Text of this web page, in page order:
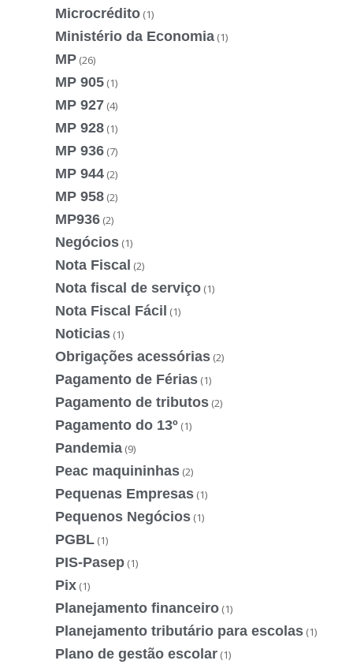
Microcrédito (1)
Ministério da Economia (1)
MP (26)
MP 905 (1)
MP 927 (4)
MP 928 (1)
MP 936 (7)
MP 944 (2)
MP 958 (2)
MP936 (2)
Negócios (1)
Nota Fiscal (2)
Nota fiscal de serviço (1)
Nota Fiscal Fácil (1)
Noticias (1)
Obrigações acessórias (2)
Pagamento de Férias (1)
Pagamento de tributos (2)
Pagamento do 13º (1)
Pandemia (9)
Peac maquininhas (2)
Pequenas Empresas (1)
Pequenos Negócios (1)
PGBL (1)
PIS-Pasep (1)
Pix (1)
Planejamento financeiro (1)
Planejamento tributário para escolas (1)
Plano de gestão escolar (1)